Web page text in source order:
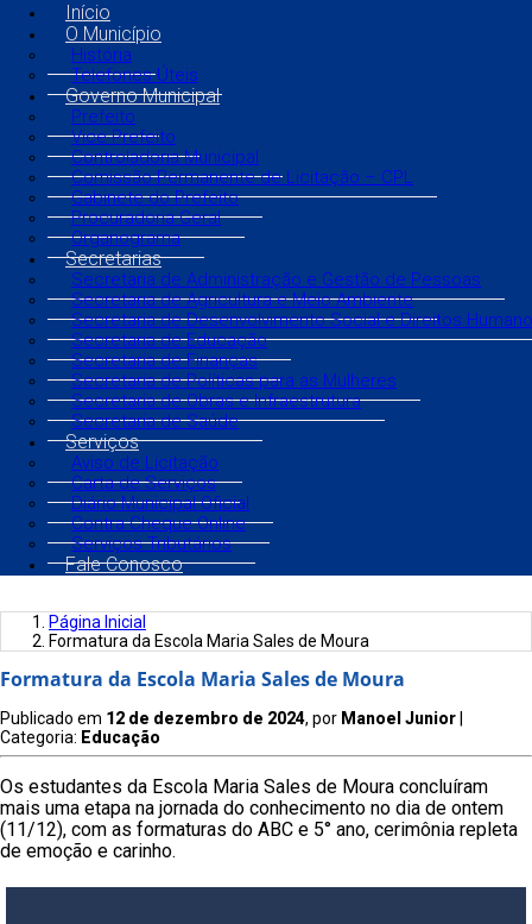
Início
O Município
História
Telefones Úteis
Governo Municipal
Prefeito
Vice Prefeito
Controladoria Municipal
Comissão Permanente de Licitação – CPL
Gabinete do Prefeito
Procuradoria Geral
Organograma
Secretarias
Secretaria de Administração e Gestão de Pessoas
Secretaria de Agricultura e Meio Ambiente
Secretaria de Desenvolvimento Social e Direitos
Secretaria de Educação
Secretaria de Finanças
Secretaria de Políticas para as Mulheres
Secretaria de Obras e Infraestrutura
Secretaria de Saúde
Serviços
Aviso de Licitação
Carta de Serviços
Diário Municipal Oficial
Contra Cheque Online
Serviços Tributários
Fale Conosco
Página Inicial
Formatura da Escola Maria Sales de Moura
Formatura da Escola Maria Sales de Moura
Publicado em 12 de dezembro de 2024, por Manoel Junior
Categoria: Educação
Os estudantes da Escola Maria Sales de Moura concluíram
mais uma etapa na jornada do conhecimento no dia de ontem
(11/12), com as formaturas do ABC e 5° ano, cerimônia repleta
de emoção e carinho.